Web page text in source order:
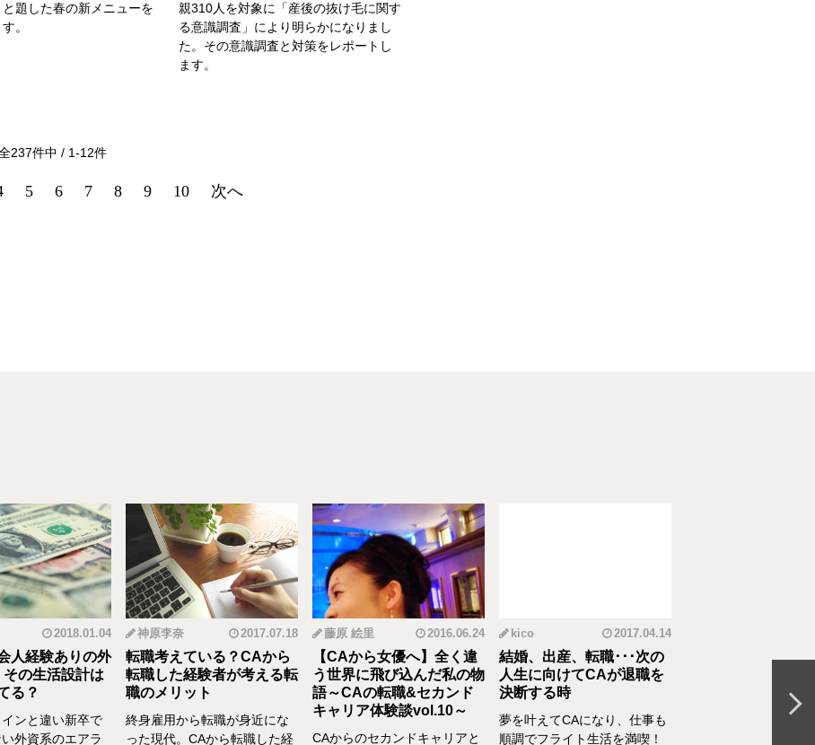
題した春の新メニューを
。
親310人を対象に「産後の抜け毛に関す
る意識調査」により明らかになりまし
た。その意識調査と対策をレポートし
ます。
237件中 / 1-12件
5 6 7 8 9 10 次へ
2018.01.04
人経験ありの外
の生活設計は
る？
ンと違い新卒で
外資系のエアラ
神原李奈 2017.07.18
転職考えている？CAから
転職した経験者が考える転
職のメリット
終身雇用から転職が身近にな
った現代。CAから転職した経
藤原 絵里 2016.06.24
【CAから女優へ】全く違
う世界に飛び込んだ私の物
語～CAの転職&セカンド
キャリア体験談vol.10～
CAからのセカンドキャリアと
kico 2017.04.14
結婚、出産、転職･･･次の
人生に向けてCAが退職を
決断する時
夢を叶えてCAになり、仕事も
順調でフライト生活を満喫！
元CAの育児論！離
間を持ちたいをCA